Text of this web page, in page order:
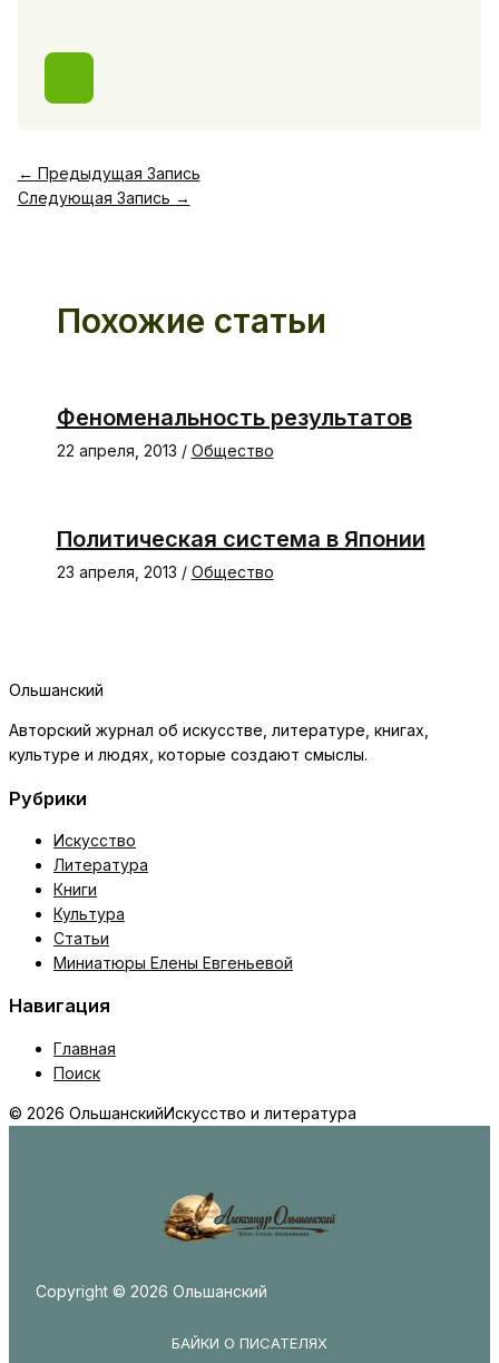
← Предыдущая Запись
Следующая Запись →
Похожие статьи
Феноменальность результатов
22 апреля, 2013 / Общество
Политическая система в Японии
23 апреля, 2013 / Общество
Ольшанский
Авторский журнал об искусстве, литературе, книгах,
культуре и людях, которые создают смыслы.
Рубрики
Искусство
Литература
Книги
Культура
Статьи
Миниатюры Елены Евгеньевой
Навигация
Главная
Поиск
© 2026 ОльшанскийИскусство и литература
Copyright © 2026 Ольшанский
БАЙКИ О ПИСАТЕЛЯХ